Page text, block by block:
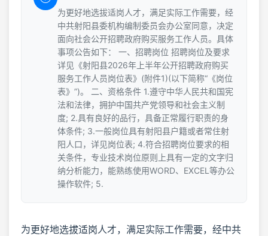
为更好地选拔适岗人才，满足实际工作需要，经
中共射阳县委机构编制委员会办公室同意，决定
面向社会公开招聘政府购买服务工作人员。具体
事项公告如下： 一、招聘岗位 招聘岗位及要求
详见《射阳县2026年上半年公开招聘政府购买
服务工作人员岗位表》(附件1)(以下简称“《岗位
表》”)。 二、资格条件 1.遵守中华人民共和国宪
法和法律，拥护中国共产党领导和社会主义制
度; 2.具有良好的品行，具备正常履行职责的身
体条件; 3.一般岗位具有射阳县户籍或者常住射
阳人口，详见岗位表; 4.符合招聘岗位要求的相
关条件，专业技术岗位原则上具有一定的文字归
纳分析能力，能熟练使用WORD、EXCEL等办公
操作软件; 5.
为更好地选拔适岗人才，满足实际工作需要，经中共